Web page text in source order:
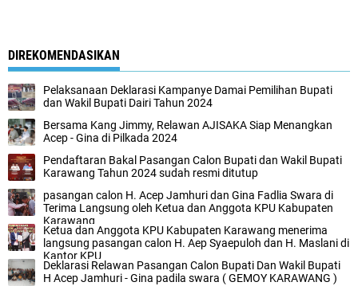
DIREKOMENDASIKAN
Pelaksanaan Deklarasi Kampanye Damai Pemilihan Bupati
dan Wakil Bupati Dairi Tahun 2024
Bersama Kang Jimmy, Relawan AJISAKA Siap Menangkan
Acep - Gina di Pilkada 2024
Pendaftaran Bakal Pasangan Calon Bupati dan Wakil Bupati
Karawang Tahun 2024 sudah resmi ditutup
pasangan calon H. Acep Jamhuri dan Gina Fadlia Swara di
Terima Langsung oleh Ketua dan Anggota KPU Kabupaten
Karawang
Ketua dan Anggota KPU Kabupaten Karawang menerima
langsung pasangan calon H. Aep Syaepuloh dan H. Maslani di
Kantor KPU
Deklarasi Relawan Pasangan Calon Bupati Dan Wakil Bupati
H Acep Jamhuri - Gina padila swara ( GEMOY KARAWANG )